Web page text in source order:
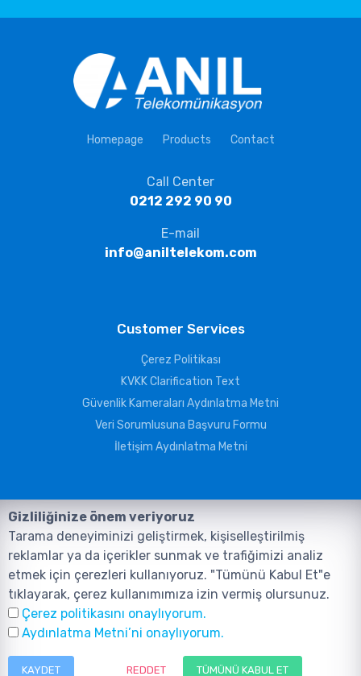
Homepage Products Contact
Call Center
0212 292 90 90
E-mail
info@aniltelekom.com
Customer Services
Çerez Politikası
KVKK Clarification Text
Güvenlik Kameraları Aydınlatma Metni
Veri Sorumlusuna Başvuru Formu
İletişim Aydınlatma Metni
©2026, Tüm Hakları ANIL TELEKOMÜNİKASYON GÜVENLİK VE BİLİŞİM
SİSTEMLERİ SAN. TİC. LTD. ŞTİ. aittir.Design and Software:
Tasarım Yazılım ve Teknoloji
Gizliliğinize önem veriyoruz
Tarama deneyiminizi geliştirmek, kişiselleştirilmiş
reklamlar ya da içerikler sunmak ve trafiğimizi analiz
etmek için çerezleri kullanıyoruz. "Tümünü Kabul Et"e
tıklayarak, çerez kullanımımıza izin vermiş olursunuz.
Çerez politikasını onaylıyorum.
Aydınlatma Metni’ni onaylıyorum.
KAYDET REDDET TÜMÜNÜ KABUL ET